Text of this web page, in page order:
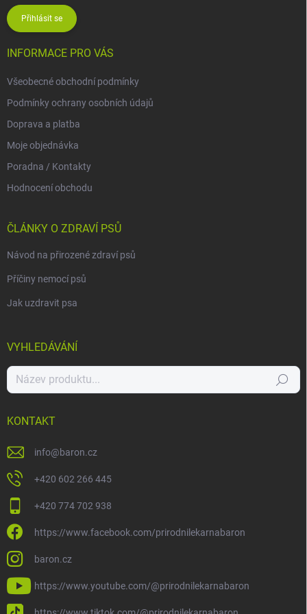
Přihlásit se
INFORMACE PRO VÁS
Všeobecné obchodní podmínky
Podmínky ochrany osobních údajů
Doprava a platba
Moje objednávka
Poradna / Kontakty
Hodnocení obchodu
ČLÁNKY O ZDRAVÍ PSŮ
Návod na přirozené zdraví psů
Příčiny nemocí psů
Jak uzdravit psa
VYHLEDÁVÁNÍ
Hledat
KONTAKT
info@baron.cz
+420 602 266 445
+420 774 702 938
https://www.facebook.com/prirodnilekarnabaron
baron.cz
https://www.youtube.com/@prirodnilekarnabaron